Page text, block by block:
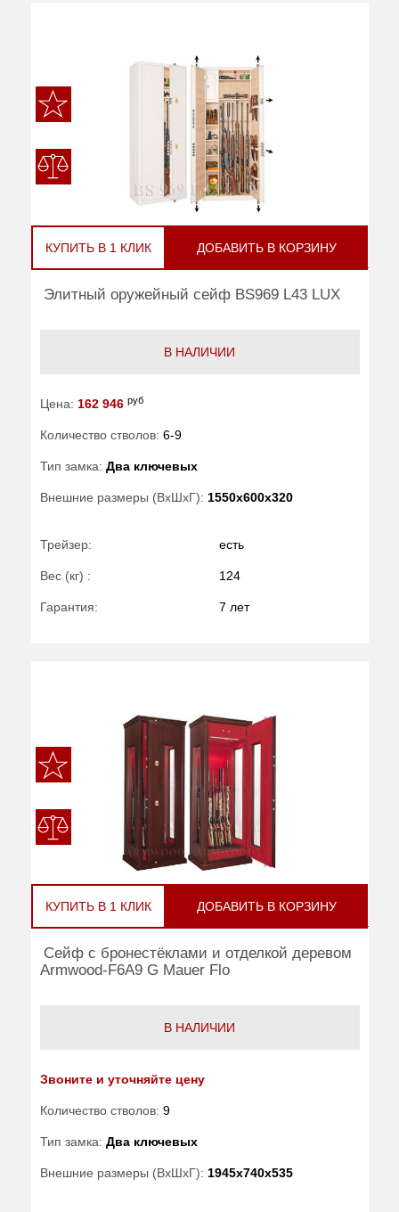
КУПИТЬ В 1 КЛИК ДОБАВИТЬ В КОРЗИНУ
Элитный оружейный сейф BS969 L43 LUX
В НАЛИЧИИ
Цена: 162 946 руб
Количество стволов: 6-9
Тип замка: Два ключевых
Внешние размеры (ВхШхГ): 1550x600x320
Трейзер: есть
Вес (кг) : 124
Гарантия: 7 лет
КУПИТЬ В 1 КЛИК ДОБАВИТЬ В КОРЗИНУ
Сейф с бронестёклами и отделкой деревом
Armwood-F6A9 G Mauer Flo
В НАЛИЧИИ
Звоните и уточняйте цену
Количество стволов: 9
Тип замка: Два ключевых
Внешние размеры (ВхШхГ): 1945x740x535